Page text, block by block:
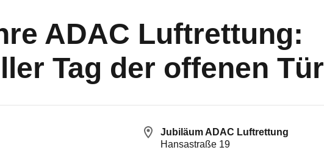
ADAC Luftrettung:
Tag der offenen Tür
Jubiläum ADAC Luftrettung
Hansastraße 19